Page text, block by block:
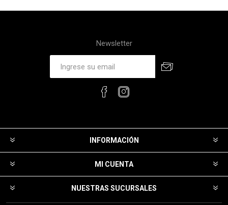
Newsletter
INFORMACIÓN
MI CUENTA
NUESTRAS SUCURSALES